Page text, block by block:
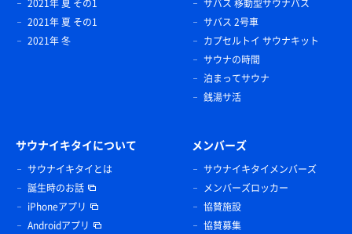
2021年 夏 その1
2021年 夏 その1
2021年 冬
サバス 移動型サウナバス
サバス 2号車
カプセルトイ サウナキット
サウナの時間
泊まってサウナ
銭湯サ活
サウナイキタイについて
サウナイキタイとは
誕生時のお話
iPhoneアプリ
Androidアプリ
メンバーズ
サウナイキタイメンバーズ
メンバーズロッカー
協賛施設
協賛募集